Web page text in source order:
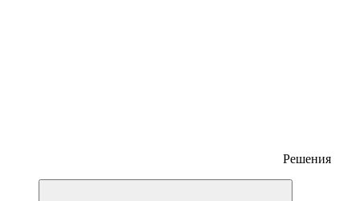
Решения